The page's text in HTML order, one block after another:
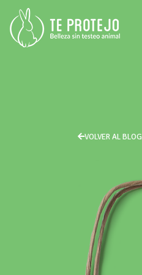
VOLVER AL BLOG